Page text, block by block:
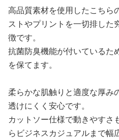
高品質素材を使用したこちら
ストやプリントを一切排した
徴です。
抗菌防臭機能が付いているた
を保てます。
柔らかな肌触りと適度な厚み
透けにくく安心です。
カットソー仕様で動きやすさ
らビジネスカジュアルまで幅